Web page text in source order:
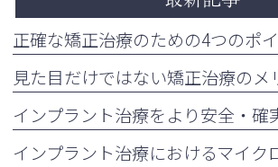
正確な矯正治療のための4つのポ
見た目だけではない矯正治療のメ